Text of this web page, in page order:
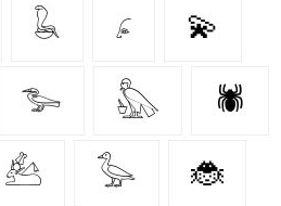
𓆘 𓂊 💫
𓅧 𓅽 🕷️
𓃕 𓅭 🐞